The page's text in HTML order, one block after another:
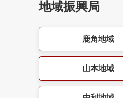
地域振興局
鹿角地域
山本地域